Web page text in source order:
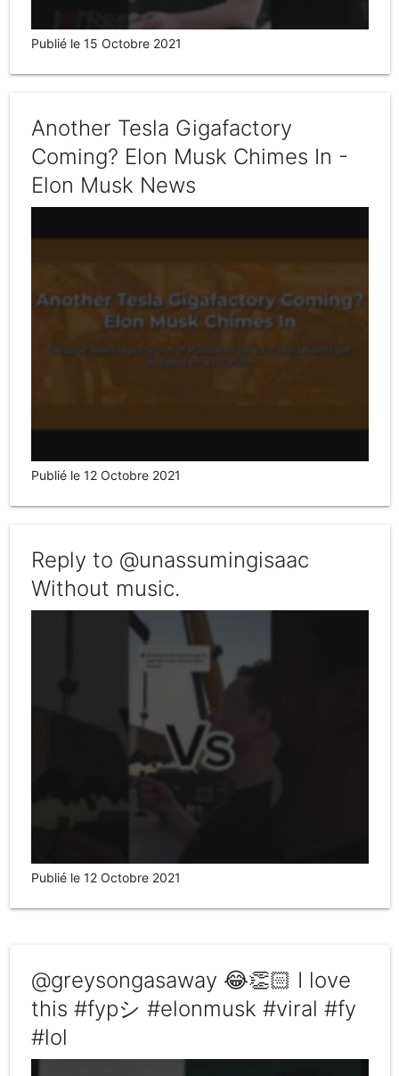
Publié le 15 Octobre 2021
Another Tesla Gigafactory
Coming? Elon Musk Chimes In -
Elon Musk News
Publié le 12 Octobre 2021
Reply to @unassumingisaac
Without music.
Publié le 12 Octobre 2021
@greysongasaway 😂👏🏻 I love
this #fypシ #elonmusk #viral #fy
#lol